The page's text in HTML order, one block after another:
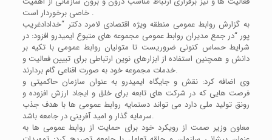
خاصی برخوردار است .
به گزارش روابط عمومی منطقه ویژه اقتصادی لامرد دکتر “خدادادغریب
پور “در جمع مدیران روابط عمومی مجموعه های متبوع ایمیدرو افزود: در
شرایط حساس کنونی ضروریست تا متولیان روابط عمومی با تکیه بر
دانش و همچنین استفاده از ابزارهای نوین ارتباطی برای تبیین فعالیت و
خدمات مجموعه خود به صورت اقناعی گام بردارند.
وی اضافه کرد: نقش و جایگاه ایمیدرو به عنوان سازمان حاکمیتی و
فرصت هایی که در شرکت های تابعه برای خلق و ایجاد ارزش افزوده و
رونق تولید ملی دارد می تواند دستمایه روابط عمومی ها با هدف جذب
سرمایه گذار و امید آفرینی در جامعه باشد.
معاون وزیر صمت از رویکرد خود برای حمایت از روابط عمومی ها به